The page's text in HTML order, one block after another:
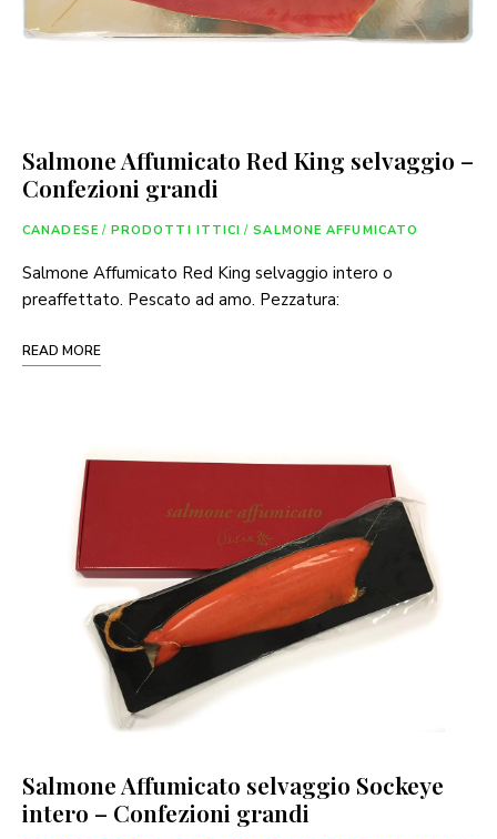
Salmone Affumicato Red King selvaggio –
Confezioni grandi
CANADESE / PRODOTTI ITTICI / SALMONE AFFUMICATO
Salmone Affumicato Red King selvaggio intero o
preaffettato. Pescato ad amo. Pezzatura:
READ MORE
Salmone Affumicato selvaggio Sockeye
intero – Confezioni grandi